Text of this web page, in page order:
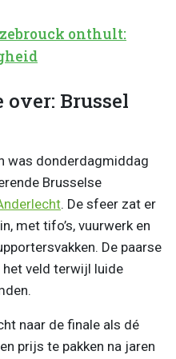
onthult:
Brussel
was donderdagmiddag
Brusselse
. De sfeer zat er
met tifo’s, vuurwerk en
De paarse
veld terwijl luide
naar de finale als dé
prijs te pakken na jaren